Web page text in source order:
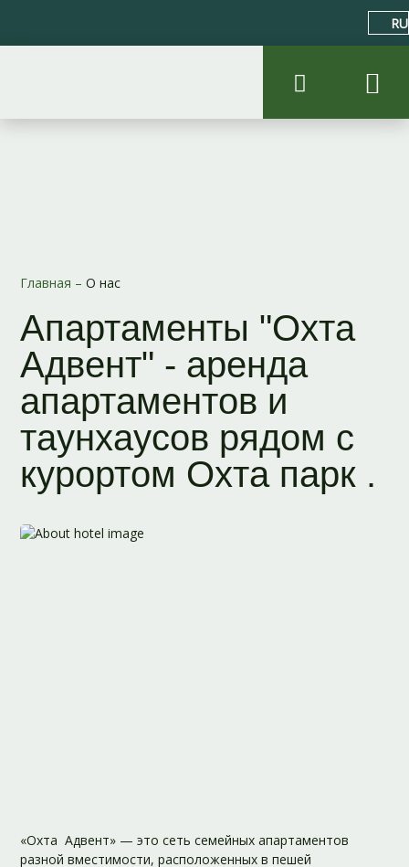
RU
Главная –О нас
Апартаменты "Охта
Адвент" - аренда
апартаментов и
таунхаусов рядом с
курортом Охта парк .
«Охта Адвент» — это сеть семейных апартаментов
разной вместимости, расположенных в пешей